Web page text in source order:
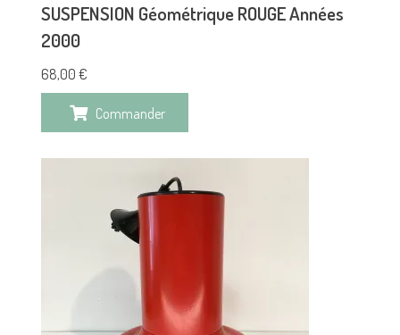
SUSPENSION Géométrique ROUGE Années
2000
68,00 €
Commander